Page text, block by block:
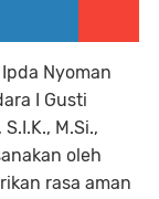
Nyoman
I Gusti
M.Si.,
oleh
rasa aman